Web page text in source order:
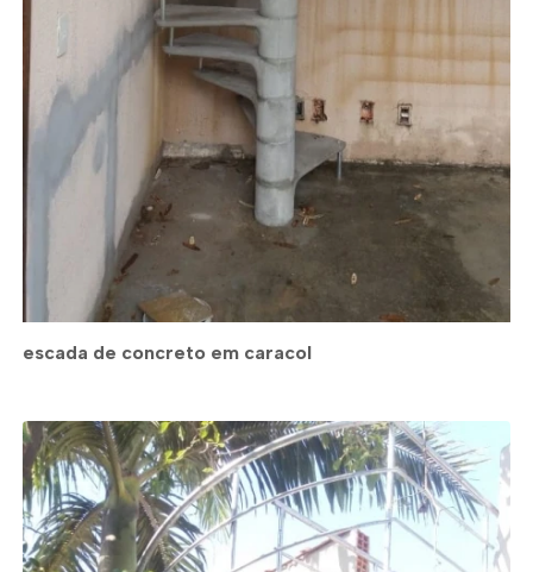
escada de concreto em caracol